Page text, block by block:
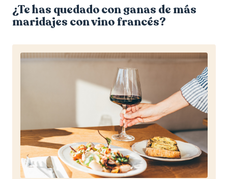
¿Te has quedado con ganas de más
maridajes con vino francés?